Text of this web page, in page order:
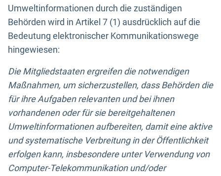
Umweltinformationen durch die zuständigen
Behörden wird in Artikel 7 (1) ausdrücklich auf die
Bedeutung elektronischer Kommunikationswege
hingewiesen:
Die Mitgliedstaaten ergreifen die notwendigen
Maßnahmen, um sicherzustellen, dass Behörden die
für ihre Aufgaben relevanten und bei ihnen
vorhandenen oder für sie bereitgehaltenen
Umweltinformationen aufbereiten, damit eine aktive
und systematische Verbreitung in der Öffentlichkeit
erfolgen kann, insbesondere unter Verwendung von
Computer-Telekommunikation und/oder